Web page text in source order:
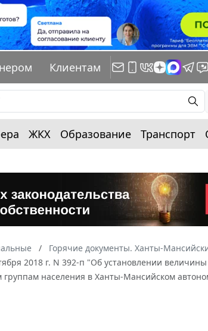
Клиентам
ЖКХ Образование Транспорт
Горячие документы. Ханты-
2018 г. N 392-п "Об установлении
населения в Ханты-Мансийском